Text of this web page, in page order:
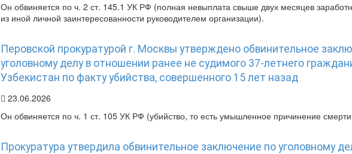
Он обвиняется по ч. 2 ст. 145.1 УК РФ (полная невыплата свыше двух месяцев
из иной личной заинтересованности руководителем организации).
Перовской прокуратурой г. Москвы утверждено обвинительное
уголовному делу в отношении ранее не судимого 37-летнего
Узбекистан по факту убийства, совершенного 15 лет назад
23.06.2026
Он обвиняется по ч. 1 ст. 105 УК РФ (убийство, то есть умышленное причинение смерти
Прокуратура утвердила обвинительное заключение по уголовному